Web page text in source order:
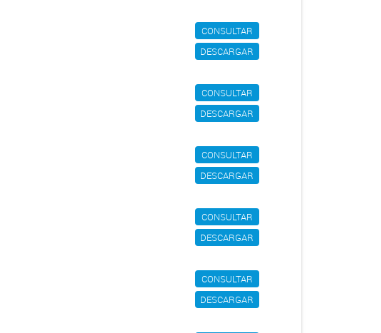
CONSULTAR
DESCARGAR
CONSULTAR
DESCARGAR
CONSULTAR
DESCARGAR
CONSULTAR
DESCARGAR
CONSULTAR
DESCARGAR